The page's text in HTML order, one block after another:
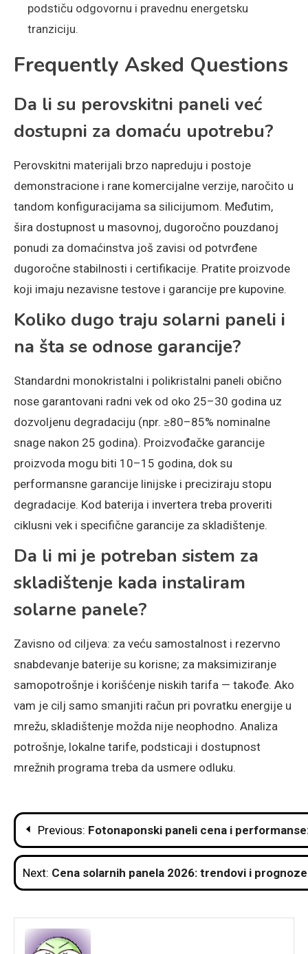
podstiču odgovornu i pravednu energetsku
tranziciju.
Frequently Asked Questions
Da li su perovskitni paneli već
dostupni za domaću upotrebu?
Perovskitni materijali brzo napreduju i postoje
demonstracione i rane komercijalne verzije, naročito u
tandom konfiguracijama sa silicijumom. Međutim,
šira dostupnost u masovnoj, dugoročno pouzdanoj
ponudi za domaćinstva još zavisi od potvrđene
dugoročne stabilnosti i certifikacije. Pratite proizvode
koji imaju nezavisne testove i garancije pre kupovine.
Koliko dugo traju solarni paneli i
na šta se odnose garancije?
Standardni monokristalni i polikristalni paneli obično
nose garantovani radni vek od oko 25–30 godina uz
dozvoljenu degradaciju (npr. ≥80–85% nominalne
snage nakon 25 godina). Proizvođačke garancije
proizvoda mogu biti 10–15 godina, dok su
performansne garancije linijske i preciziraju stopu
degradacije. Kod baterija i invertera treba proveriti
ciklusni vek i specifične garancije za skladištenje.
Da li mi je potreban sistem za
skladištenje kada instaliram
solarne panele?
Zavisno od ciljeva: za veću samostalnost i rezervno
snabdevanje baterije su korisne; za maksimiziranje
samopotrošnje i korišćenje niskih tarifa — takođe. Ako
vam je cilj samo smanjiti račun pri povratku energije u
mrežu, skladištenje možda nije neophodno. Analiza
potrošnje, lokalne tarife, podsticaji i dostupnost
mrežnih programa treba da usmere odluku.
Post
navigation
Previous: Fotonaponski paneli cena i
Next: Cena solarnih panela 2026: trendovi i